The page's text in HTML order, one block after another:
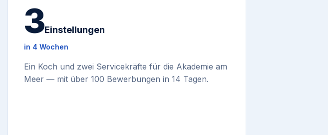
3Einstellungen
in 4 Wochen
Ein Koch und zwei Servicekräfte für die Akademie am
Meer — mit über 100 Bewerbungen in 14 Tagen.